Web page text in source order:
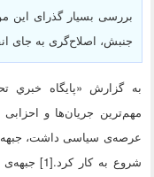
بررسی بسیار گذرای این
جنبش، اصلاح‌گری به جای
به گزارش «پايگاه خبري
شروع به